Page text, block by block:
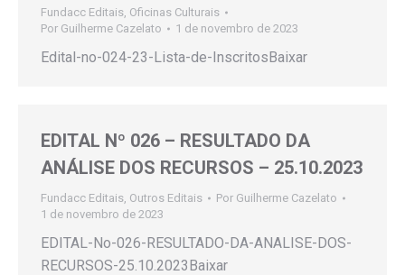
Fundacc Editais, Oficinas Culturais
Por Guilherme Cazelato 1 de novembro de 2023
Edital-no-024-23-Lista-de-InscritosBaixar
EDITAL Nº 026 – RESULTADO DA
ANÁLISE DOS RECURSOS – 25.10.2023
Fundacc Editais, Outros Editais Por Guilherme Cazelato
1 de novembro de 2023
EDITAL-No-026-RESULTADO-DA-ANALISE-DOS-
RECURSOS-25.10.2023Baixar